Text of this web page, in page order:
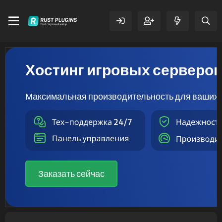
Хостинг игровых серверов
Максимальная производительность для ваших
Заказать сейчас